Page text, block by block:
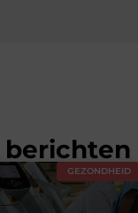
berichten
GEZONDHEID